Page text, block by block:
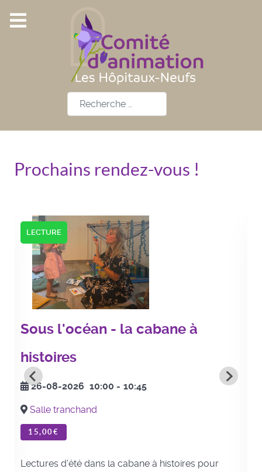
Rechercher
Prochains rendez-vous !
LECTURE
Sous l'océan - la cabane à
histoires
26-08-2026 10:00 - 10:45
Salle tranchand
15,00€
Lectures d'été dans la cabane à histoires pour